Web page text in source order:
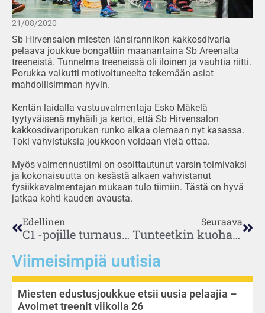
21/08/2020
Sb Hirvensalon miesten länsirannikon kakkosdivaria
pelaava joukkue bongattiin maanantaina Sb Areenalta
treeneistä. Tunnelma treeneissä oli iloinen ja vauhtia riitti.
Porukka vaikutti motivoituneelta tekemään asiat
mahdollisimman hyvin.
Kentän laidalla vastuuvalmentaja Esko Mäkelä
tyytyväisenä myhäili ja kertoi, että Sb Hirvensalon
kakkosdivariporukan runko alkaa olemaan nyt kasassa.
Toki vahvistuksia joukkoon voidaan vielä ottaa.
Myös valmennustiimi on osoittautunut varsin toimivaksi
ja kokonaisuutta on kesästä alkaen vahvistanut
fysiikkavalmentajan mukaan tulo tiimiin. Tästä on hyvä
jatkaa kohti kauden avausta.
Edellinen
C1 -pojille turnausvoitto Raumalta
Seuraava
Tunteetkin kuohahtivat, kun salibandykuviot menivät Turussa umpisolmuun
Viimeisimpiä uutisia
Miesten edustusjoukkue etsii uusia pelaajia –
Avoimet treenit viikolla 26